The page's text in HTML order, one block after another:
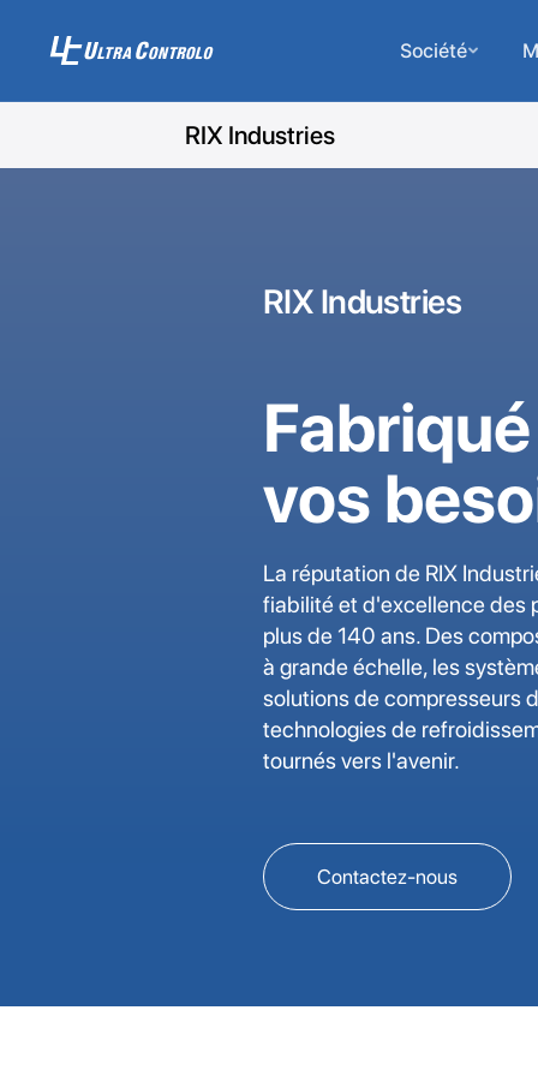
Société
RIX Industries
RIX Industries
vos
La réputation de RIX
fiabilité et d'excellence des
plus de 140 ans. Des
à grande échelle, les
solutions de compresseurs
technologies de
tournés vers l'avenir.
Contactez-nous